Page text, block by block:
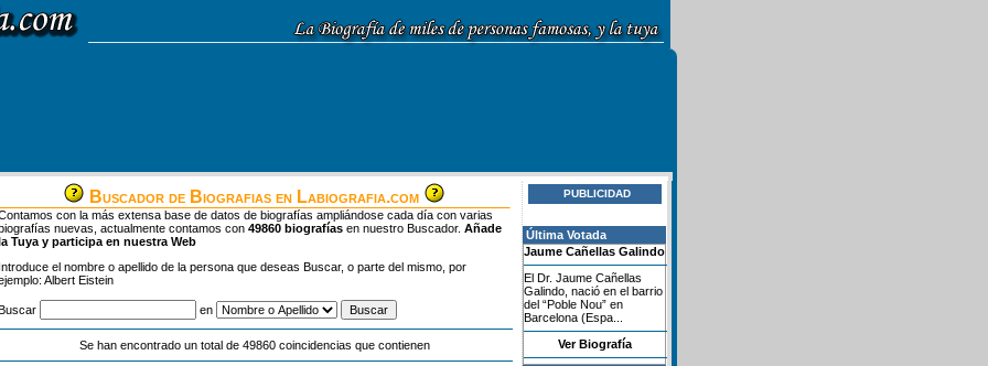
Buscador de Biografias en Labiografia.com
con la más extensa base de datos de biografías ampliándose cada día con varias
nuevas, actualmente contamos con 49860 biografías en nuestro Buscador. Añade
Tuya y participa en nuestra Web
Introduce el nombre o apellido de la persona que deseas Buscar, o parte del mismo, por
Albert Eistein
en
Se han encontrado un total de 49860 coincidencias que contienen
PUBLICIDAD
Última Votada
Jaume Cañellas Galindo
El Dr. Jaume Cañellas
Galindo, nació en el barrio
del “Poble Nou” en
Barcelona (Espa...
Ver Biografía